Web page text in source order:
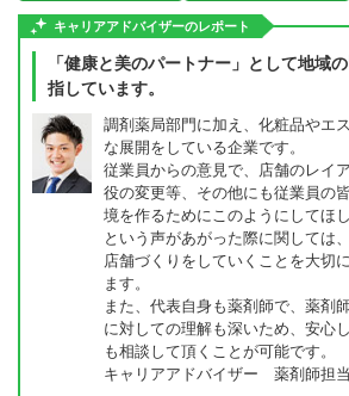
キャリアアドバイザーのレポート
「健康と美のパートナー」として地域
指しています。
調剤薬局部門に加え、化粧品やエ
な展開をしている企業です。
従業員からの意見で、店舗のレイ
役の変更等、その他にも従業員の
境を作るためにこのようにしてほ
という声があがった際に関しては
店舗づくりをしていくことを大切
ます。
また、代表自身も薬剤師で、薬剤
に対しての理解も深いため、安心
も相談して頂くことが可能です。
キャリアアドバイザー 薬剤師担当